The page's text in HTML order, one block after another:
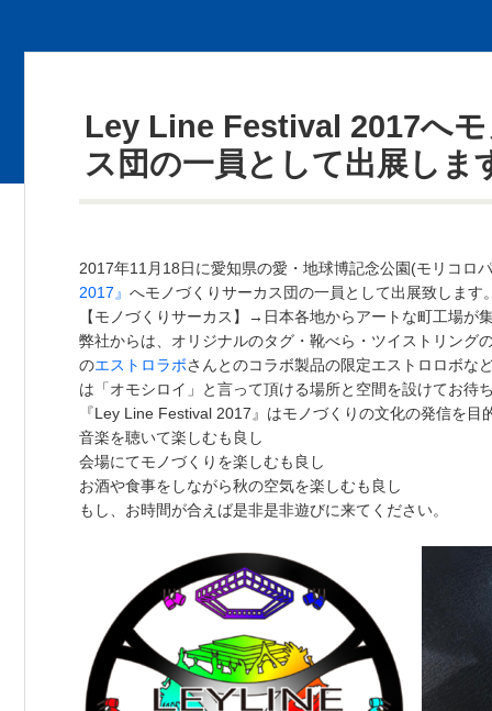
Ley Line Festival 2017へ
ス団の一員として出展しま
2017年11月18日に愛知県の愛・地球博記念公園(モリコロ
2017』 へモノづくりサーカス団の一員として出展致します
【モノづくりサーカス】→日本各地からアートな町工場が
弊社からは、オリジナルのタグ・靴べら・ツイストリング
のエストロラボさんとのコラボ製品の限定エストロロボな
は「オモシロイ」と言って頂ける場所と空間を設けてお待
『Ley Line Festival 2017』はモノづくりの文化の発信を目
音楽を聴いて楽しむも良し
会場にてモノづくりを楽しむも良し
お酒や食事をしながら秋の空気を楽しむも良し
もし、お時間が合えば是非是非遊びに来てください。